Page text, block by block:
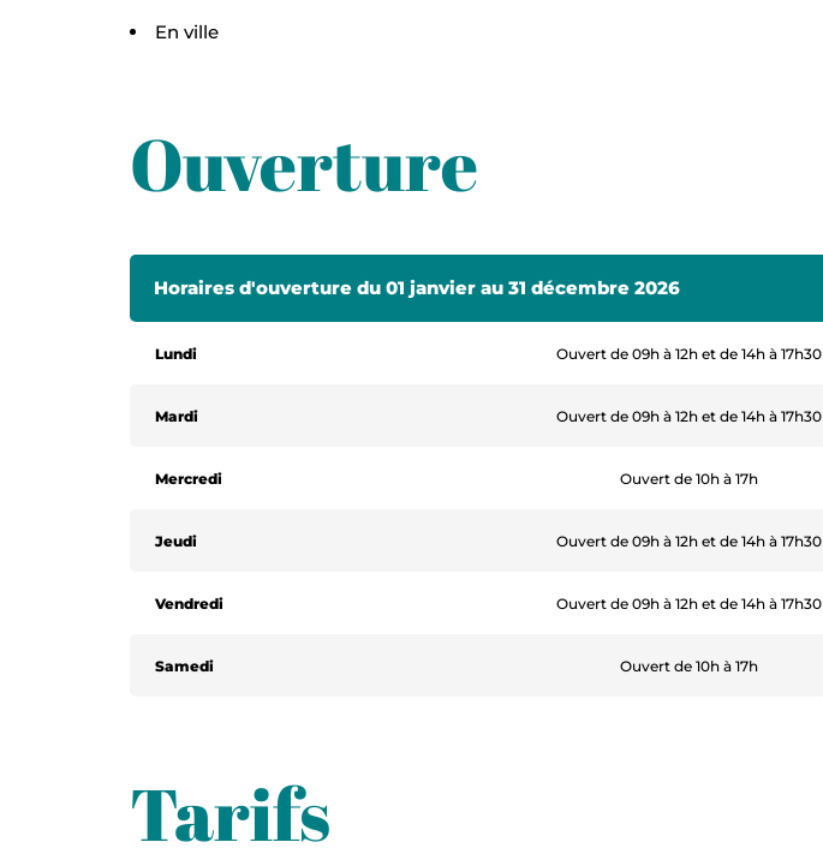
En ville
Ouverture
Horaires d'ouverture du 01 janvier au 31 décembre 2026
Lundi Ouvert de 09h à 12h et de 14h à 17h30
Mardi Ouvert de 09h à 12h et de 14h à 17h30
Mercredi Ouvert de 10h à 17h
Jeudi Ouvert de 09h à 12h et de 14h à 17h30
Vendredi Ouvert de 09h à 12h et de 14h à 17h30
Samedi Ouvert de 10h à 17h
Tarifs